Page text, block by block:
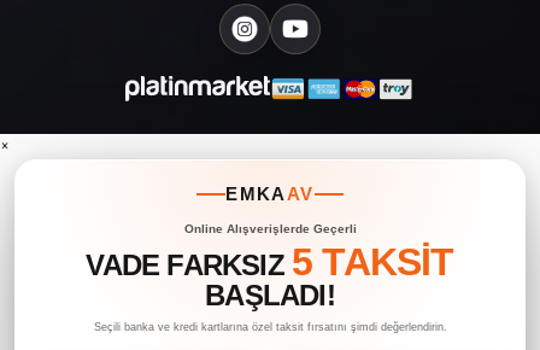
×
EMKAAV
Online Alışverişlerde Geçerli
VADE FARKSIZ 5 TAKSİT
BAŞLADI!
Seçili banka ve kredi kartlarına özel taksit fırsatını şimdi değerlendirin.